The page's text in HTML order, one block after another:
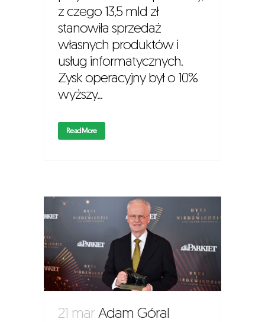
z czego 13,5 mld zł
stanowiła sprzedaż
własnych produktów i
usług informatycznych.
Zysk operacyjny był o 10%
wyższy...
Read More
21 mar Adam Góral